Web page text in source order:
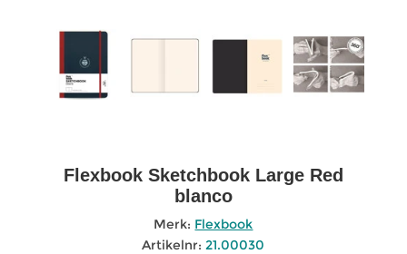
Flexbook Sketchbook Large Red
blanco
Merk: Flexbook
Artikelnr: 21.00030